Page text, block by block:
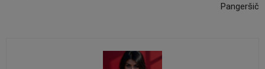
Pangeršič